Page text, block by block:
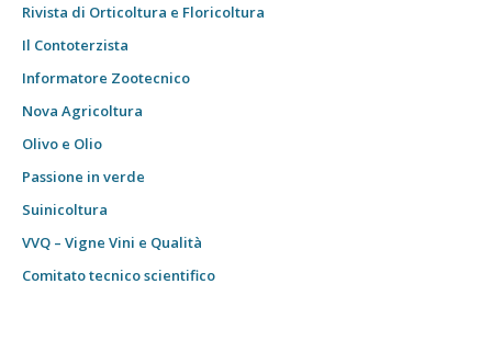
Rivista di Orticoltura e Floricoltura
Il Contoterzista
Informatore Zootecnico
Nova Agricoltura
Olivo e Olio
Passione in verde
Suinicoltura
VVQ – Vigne Vini e Qualità
Comitato tecnico scientifico